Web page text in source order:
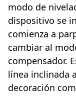
modo de
dispositivo se
comienza a
cambiar al
compensador.
línea inclinada
decoración